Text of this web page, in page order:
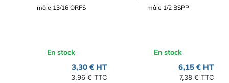
mâle 13/16 ORFS
En stock
3,30 € HT
3,96 € TTC
mâle 1/2 BSPP
En stock
6,15 € HT
7,38 € TTC